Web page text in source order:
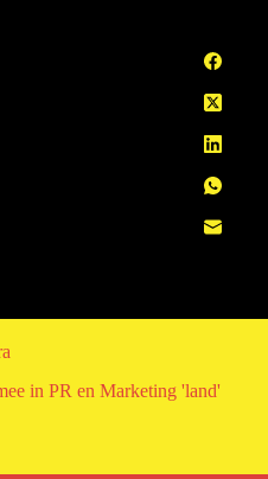
in PR en Marketing 'land'